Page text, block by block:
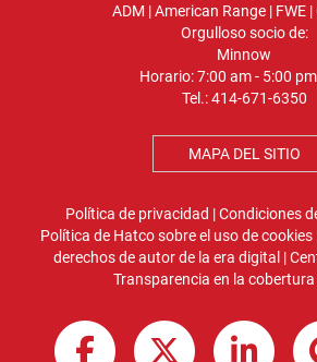
ADM |American Range| FWE|
Orgulloso socio de:
Minnow
Horario: 7:00 am - 5:00
Tel.:414-671-6350
MAPA DEL SITIO
Política de privacidad |Condiciones
Política de Hatco sobre el uso de cookies
derechos de autor de la era digital |
Transparencia en la cobertura